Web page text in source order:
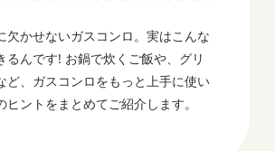
欠かせないガスコンロ。実はこんな
るんです! お鍋で炊くご飯や、グリ
ど、ガスコンロをもっと上手に使い
ヒントをまとめてご紹介します。